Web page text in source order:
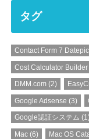
タグ
Contact Form 7
Cost Calculator Builder
DMM.com (2)
Google Adsense (3)
Google認証システム
Mac(6) Mac OS